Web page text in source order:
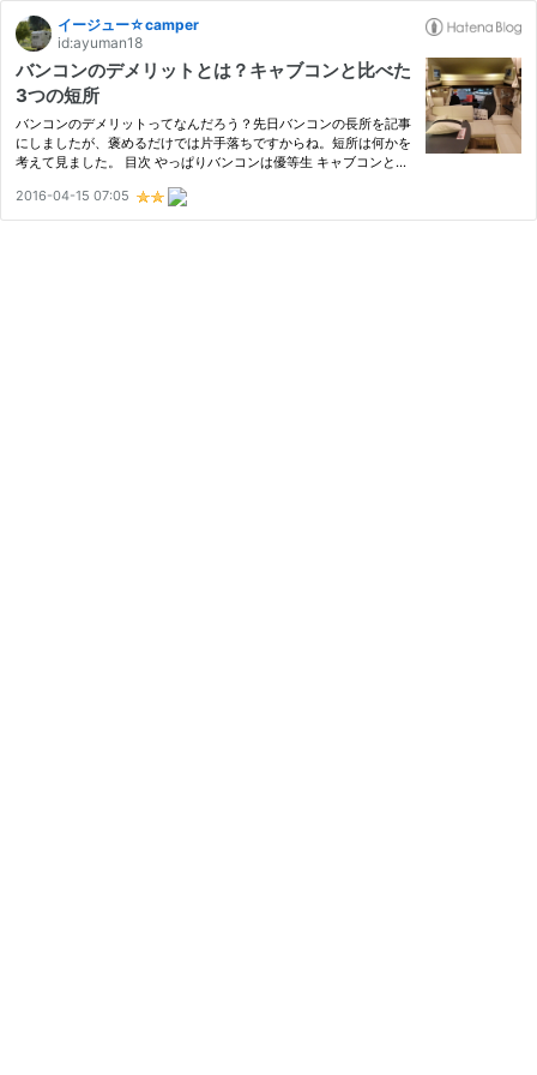
イージュー☆camper
id:ayuman18
バンコンのデメリットとは？キャブコンと比べた
3つの短所
バンコンのデメリットってなんだろう？先日バンコンの長所を記事
にしましたが、褒めるだけでは片手落ちですからね。短所は何かを
考えて見ました。 目次 やっぱりバンコンは優等生 キャブコンと比
スから居住性と機能性に限界がある バンクベッドがない 高さが
な…
2016-04-15 07:05